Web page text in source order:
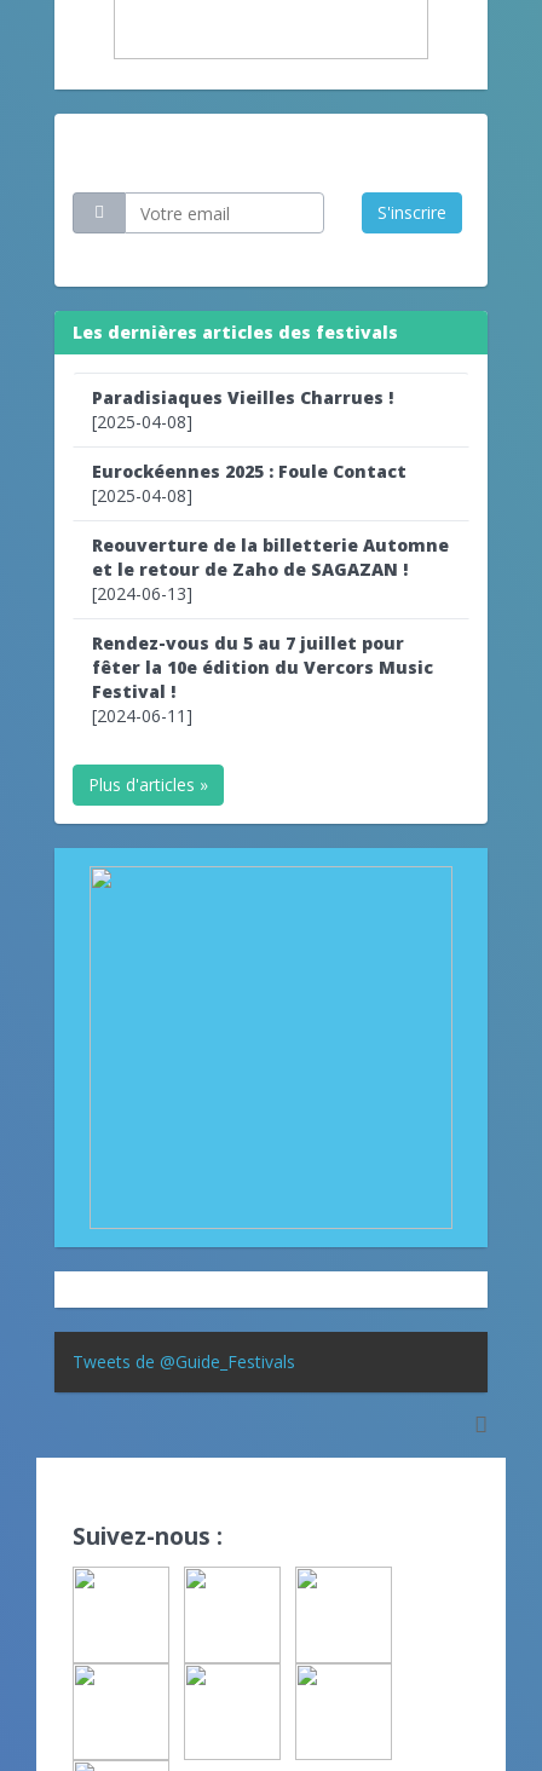
S'inscrire
Les dernières articles des festivals
Paradisiaques Vieilles Charrues !
[2025-04-08]
Eurockéennes 2025 : Foule Contact
[2025-04-08]
Reouverture de la billetterie Automne
et le retour de Zaho de SAGAZAN !
[2024-06-13]
Rendez-vous du 5 au 7 juillet pour
fêter la 10e édition du Vercors Music
Festival !
[2024-06-11]
Plus d'articles »
Tweets de @Guide_Festivals
Suivez-nous :